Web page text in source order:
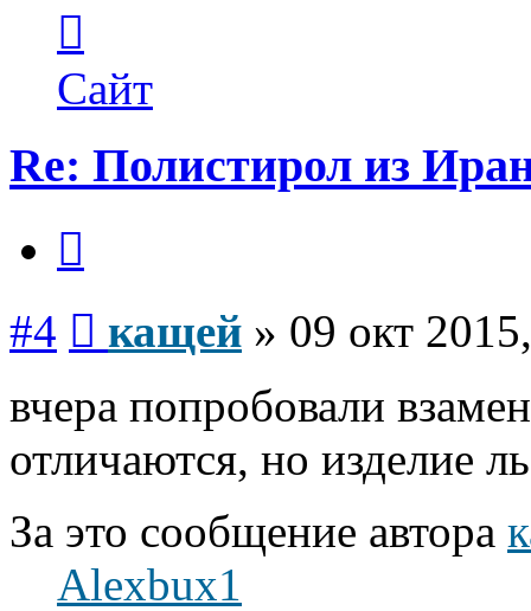
пользователя
кащей
Сайт
Re: Полистирол из
#4 кащей » 09 окт
вчера попробовали
отличаются, но изделие
За это сообщение автора
Alexbux1